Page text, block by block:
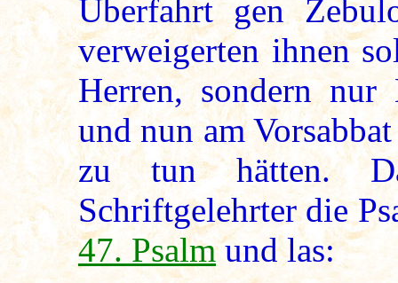
Überfahrt gen
verweigerten ihnen
Herren, sondern nur
und nun am
zu tun hätten.
Schriftgelehrter die
47. Psalmund las: